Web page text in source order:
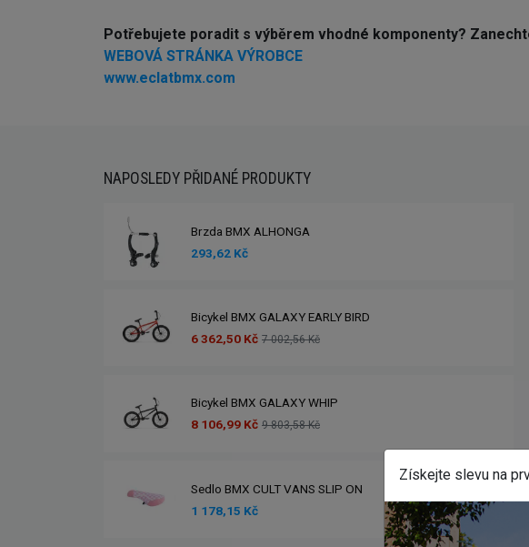
Potřebujete poradit s výběrem vhodné komponenty? Z
WEBOVÁ STRÁNKA VÝROBCE
www.eclatbmx.com
NAPOSLEDY PŘIDANÉ PRODUKTY
Brzda BMX ALHONGA
293,62 Kč
Bicykel BMX GALAXY EARLY BIRD
6 362,50 Kč 7 002,56 Kč
Bicykel BMX GALAXY WHIP
8 106,99 Kč 9 803,58 Kč
Sedlo BMX CULT VANS SLIP ON
1 178,15 Kč
Získejte slevu na